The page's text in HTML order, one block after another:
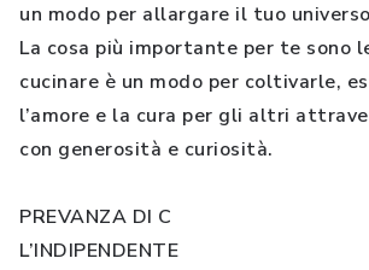
un modo per allargare il tuo
La cosa più importante per te sono
cucinare è un modo per coltivarle,
l’amore e la cura per gli altri
con generosità e curiosità.
PREVANZA DI C
L’INDIPENDENTE